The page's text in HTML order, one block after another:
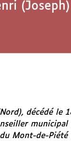
(Joseph)
décédé le
Mont-de-